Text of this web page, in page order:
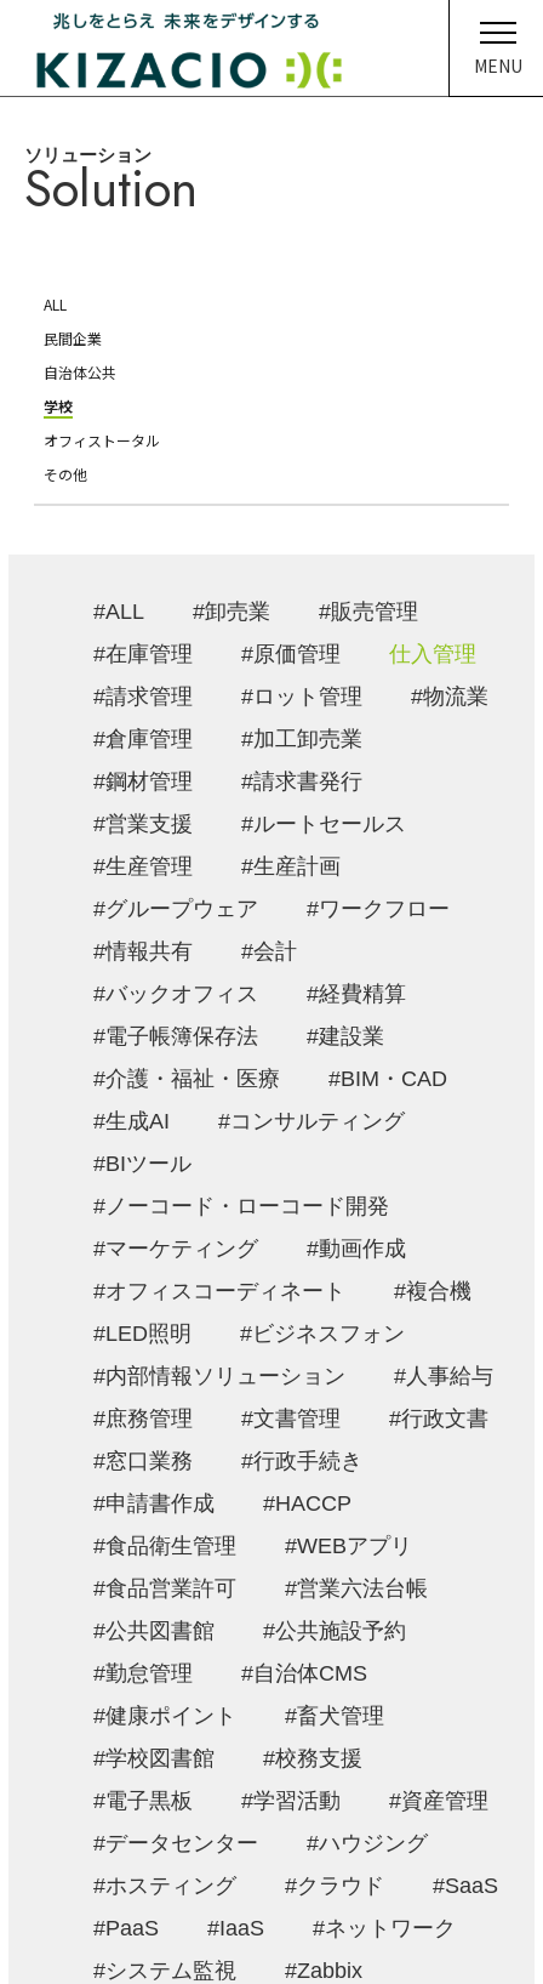
MENU
お問い合わせ
プライバシーポリシー
情報セキュリティ方針
ソリューション
Solution
ALL
民間企業
自治体公共
学校
オフィストータル
その他
ALL 卸売業
販売管理
在庫管理
原価管理
仕入管理
請求管理
ロット管理
物流業
倉庫管理
加工卸売業
鋼材管理
請求書発行
営業支援
ルートセールス
生産管理
生産計画
グループウェア
ワークフロー
情報共有
会計
バックオフィス
経費精算
電子帳簿保存法
建設業
介護・福祉・医療
BIM・CAD
生成AI
コンサルティング
BIツール
ノーコード・ローコード開発
マーケティング
動画作成
オフィスコーディネート
複合機
LED照明
ビジネスフォン
内部情報ソリューション
人事給与
庶務管理
文書管理
行政文書
窓口業務
行政手続き
申請書作成
HACCP
食品衛生管理
WEBアプリ
食品営業許可
営業六法台帳
公共図書館
公共施設予約
勤怠管理
自治体CMS
健康ポイント
畜犬管理
学校図書館
校務支援
電子黒板
学習活動
資産管理
データセンター
ハウジング
ホスティング
クラウド
SaaS
PaaS
IaaS
ネットワーク
システム監視
Zabbix